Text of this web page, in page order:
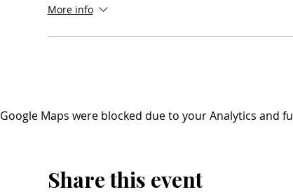
More info
Google Maps were blocked due to your Analytics and
Share this event